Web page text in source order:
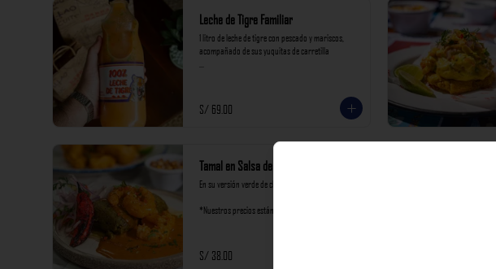
Leche de Tigre Familiar
1 litro de leche de tigre con pescado y mariscos,
acompañado de sus yuquitas de carretilla
S/ 69.00
Tamal en Salsa de Langostinos
En su versión verde de choclo tierno.
*Nuestros precios están expresados en soles e
S/ 38.00